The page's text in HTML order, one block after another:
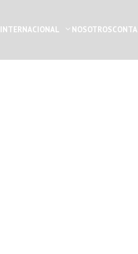
INTERNACIONAL NOSOTROS